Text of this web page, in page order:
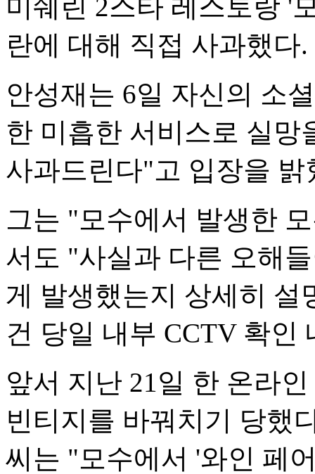
미쉐린 2스타 레스토랑 '
란에 대해 직접 사과했다.
안성재는 6일 자신의 소
한 미흡한 서비스로 실망
사과드린다"고 입장을 밝
그는 "모수에서 발생한
서도 "사실과 다른 오해
게 발생했는지 상세히 설
건 당일 내부 CCTV 확인
앞서 지난 21일 한 온라
빈티지를 바꿔치기 당했
씨는 "모수에서 '와인 페